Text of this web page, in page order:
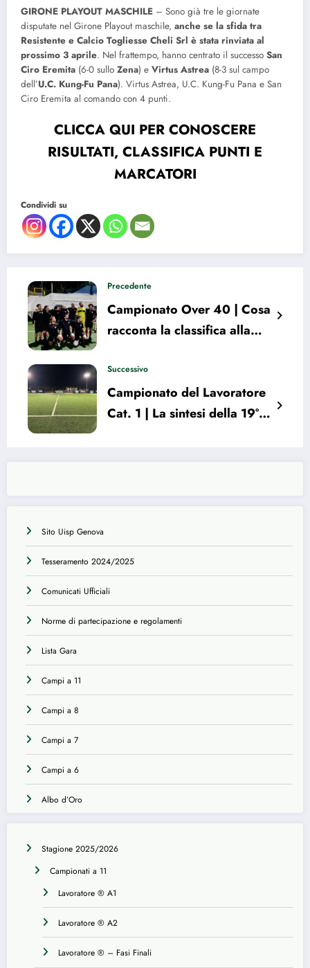
Sito Uisp Genova
Tesseramento 2024/2025
Comunicati Ufficiali
Norme di partecipazione e regolamenti
Lista Gara
Campi a 11
Campi a 8
Campi a 7
Campi a 6
Albo d’Oro
Stagione 2025/2026
Campionati a 11
Lavoratore ® A1
Lavoratore ® A2
Lavoratore ® – Fasi Finali
GIRONE PLAYOUT MASCHILE – Sono già tre le giornate
disputate nel Girone Playout maschile, anche se la sfida tra
Resistente e Calcio Togliesse Cheli Srl è stata rinviata al
prossimo 3 aprile. Nel frattempo, hanno centrato il successo San
Ciro Eremita (6-0 sullo Zena) e Virtus Astrea (8-3 sul campo
dell’U.C. Kung-Fu Pana). Virtus Astrea, U.C. Kung-Fu Pana e San
Ciro Eremita al comando con 4 punti.
CLICCA QUI PER CONOSCERE
RISULTATI, CLASSIFICA PUNTI E
MARCATORI
Condividi su
Precedente
Campionato Over 40 | Cosa
racconta la classifica alla
Successivo
Campionato del Lavoratore
Cat. 1 | La sintesi della 19°